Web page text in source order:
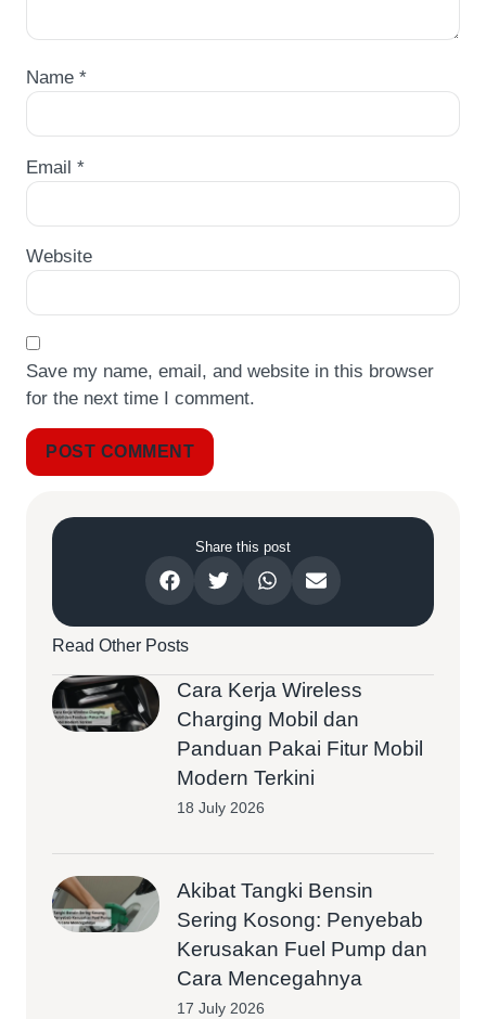
Name *
Email *
Website
Save my name, email, and website in this browser
for the next time I comment.
Read Other Posts
Cara Kerja Wireless
Charging Mobil dan
Panduan Pakai Fitur Mobil
Modern Terkini
18 July 2026
Akibat Tangki Bensin
Sering Kosong: Penyebab
Kerusakan Fuel Pump dan
Cara Mencegahnya
17 July 2026
Share this post